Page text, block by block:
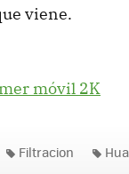
viene.
móvil 2K
Filtracion